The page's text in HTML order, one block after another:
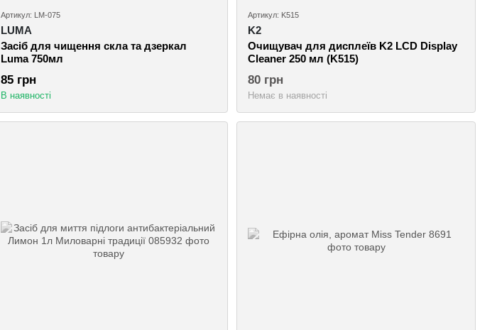
Артикул: LM-075
LUMA
Засіб для чищення скла та дзеркал
Luma 750мл
85 грн
В наявності
Артикул: K515
K2
Очищувач для дисплеїв K2 LCD Display
Cleaner 250 мл (K515)
80 грн
Немає в наявності